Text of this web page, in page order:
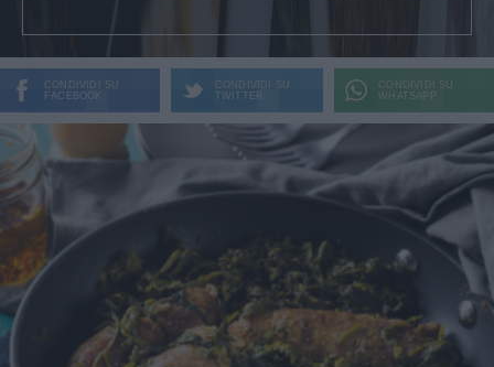
CONDIVIDI SU
FACEBOOK
CONDIVIDI SU
TWITTER
CONDIVIDI SU
WHATSAPP